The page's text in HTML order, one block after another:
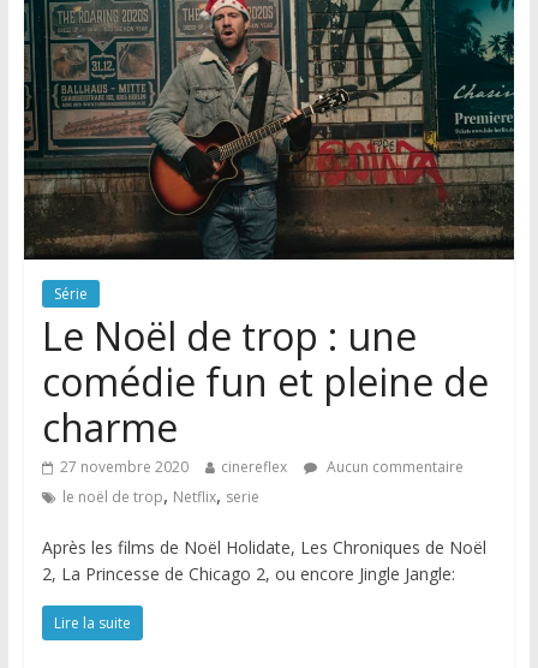
Série
Le Noël de trop : une
comédie fun et pleine de
charme
27 novembre 2020 cinereflex
Aucun commentaire
le noël de trop, Netflix, serie
Après les films de Noël Holidate, Les Chroniques de Noël
2, La Princesse de Chicago 2, ou encore Jingle Jangle:
Lire la suite